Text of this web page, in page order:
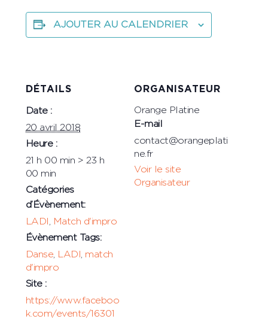
AJOUTER AU CALENDRIER
DÉTAILS
Date :
20 avril 2018
Heure :
21 h 00 min > 23 h
00 min
Catégories
d’Évènement:
LADI
Match d'impro
Évènement Tags:
Danse LADI match
d'impro
Site :
https://www.faceboo
k.com/events/16301
ORGANISATEUR
Orange Platine
E-mail
contact@orangeplati
ne.fr
Voir le site
Organisateur